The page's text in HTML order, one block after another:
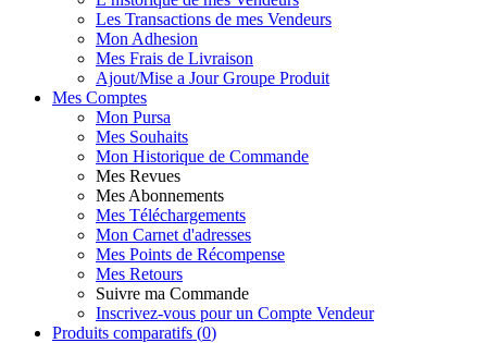
Les Transactions de mes Vendeurs
Mon Adhesion
Mes Frais de Livraison
Ajout/Mise a Jour Groupe Produit
Mes Comptes
Mon Pursa
Mes Souhaits
Mon Historique de Commande
Mes Revues
Mes Abonnements
Mes Téléchargements
Mon Carnet d'adresses
Mes Points de Récompense
Mes Retours
Suivre ma Commande
Inscrivez-vous pour un Compte Vendeur
Produits comparatifs (0)